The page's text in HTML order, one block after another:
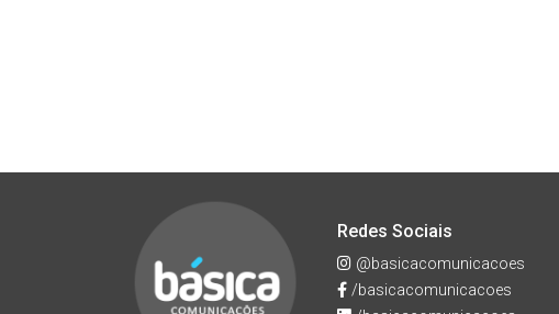
Redes Sociais
@basicacomunicacoes
/basicacomunicacoes